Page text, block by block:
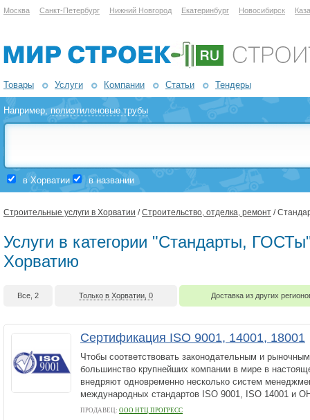
Москва Санкт-Петербург Нижний Новгород Екатеринбург Новосибирск
Товары Услуги Компании Статьи Тендеры
Например,полиэтиленовые трубы
в Хорватии в названии
Строительные услуги в Хорватии /Строительство, отделка, ремонт /
Услуги в категории "Стандарты,
Хорватию
Все, 2 Только в Хорватии, 0 Доставка из других
Сертификация ISO 9001, 14001, 18001
Чтобы соответствовать законодательным и
большинство крупнейших компании в мире в
внедряют одновременно несколько систем
международных стандартов ISO 9001, ISO 14001 и
ПРОДАВЕЦ: ООО НТЦ ПРОГРЕСС